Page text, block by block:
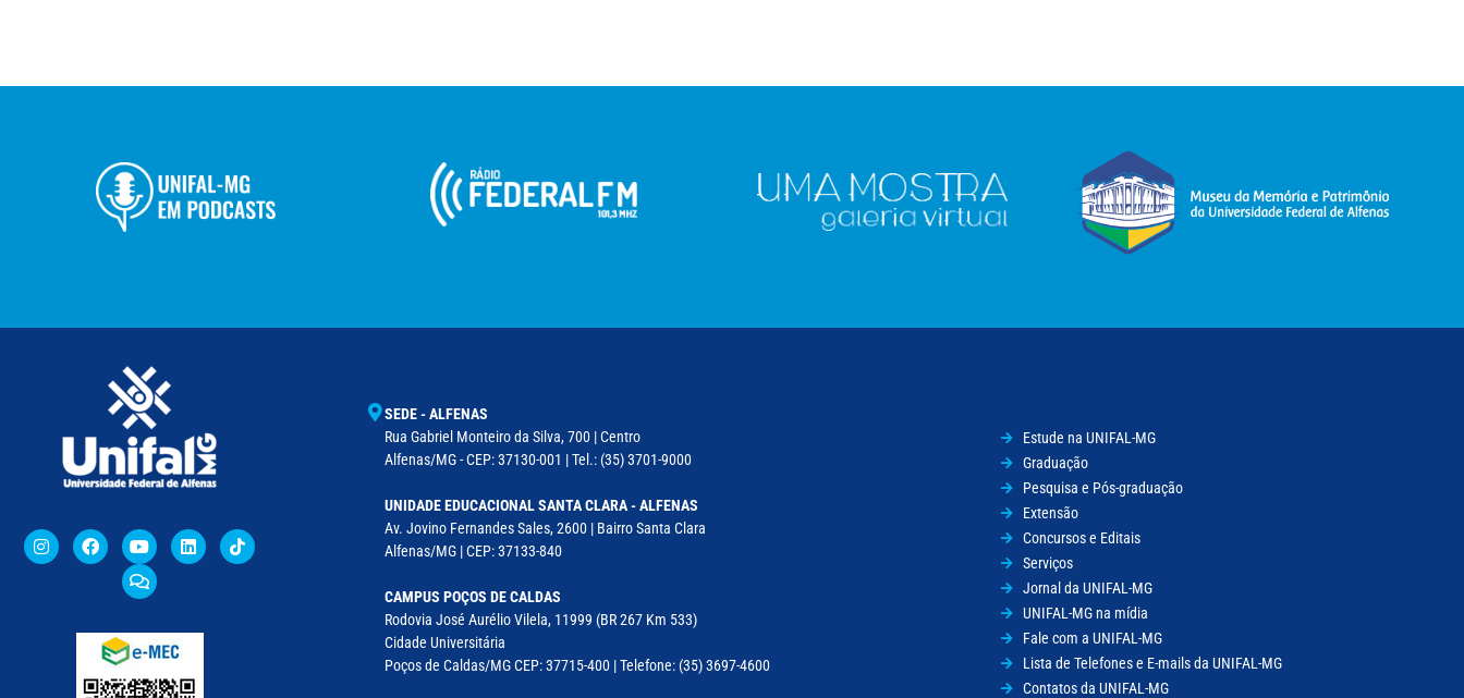
SEDE - ALFENAS
Rua Gabriel Monteiro da Silva, 700 | Centro
Alfenas/MG - CEP: 37130-001 | Tel.: (35) 3701-9000
UNIDADE EDUCACIONAL SANTA CLARA - ALFENAS
Av. Jovino Fernandes Sales, 2600 | Bairro Santa Clara
Alfenas/MG | CEP: 37133-840
CAMPUS POÇOS DE CALDAS
Rodovia José Aurélio Vilela, 11999 (BR 267 Km 533)
Cidade Universitária
Poços de Caldas/MG CEP: 37715-400 | Telefone: (35) 3697-4600
Estude na UNIFAL-MG
Graduação
Pesquisa e Pós-graduação
Extensão
Concursos e Editais
Serviços
Jornal da UNIFAL-MG
UNIFAL-MG na mídia
Fale com a UNIFAL-MG
Lista de Telefones e E-mails da UNIFAL-MG
Contatos da UNIFAL-MG